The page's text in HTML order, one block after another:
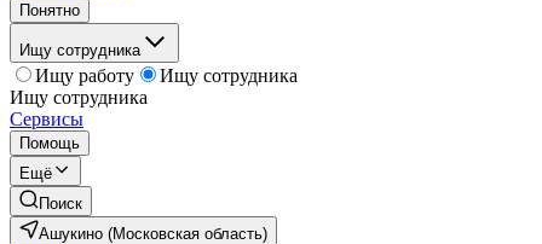
Понятно
Ищу сотрудника
Ищу работу
Ищу сотрудника
Ищу сотрудника
Сервисы
Помощь
Ещё
Поиск
Ашукино (Московская область)